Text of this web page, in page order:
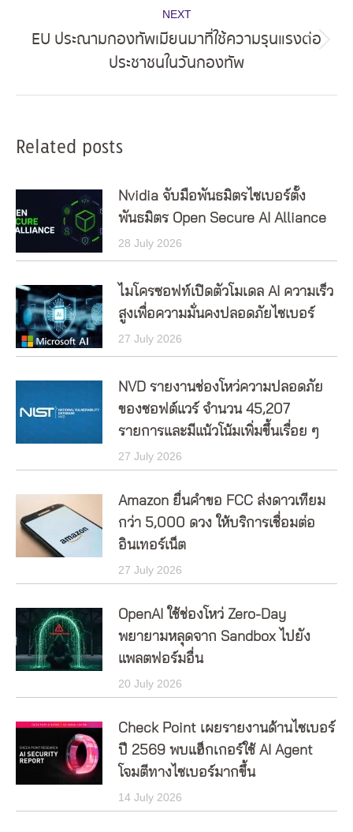
NEXT
post:
EU ประณามกองทัพเมียนมาที่ใช้ความรุนแรงต่อ
ประชาชนในวันกองทัพ
Related posts
Nvidia จับมือพันธมิตรไซเบอร์ตั้ง
พันธมิตร Open Secure AI Alliance
28 July 2026
ไมโครซอฟท์เปิดตัวโมเดล AI ความเร็ว
สูงเพื่อความมั่นคงปลอดภัยไซเบอร์
27 July 2026
NVD รายงานช่องโหว่ความปลอดภัย
ของซอฟต์แวร์ จำนวน 45,207
รายการและมีแน้วโน้มเพิ่มขึ้นเรื่อย ๆ
27 July 2026
Amazon ยื่นคำขอ FCC ส่งดาวเทียม
กว่า 5,000 ดวง ให้บริการเชื่อมต่อ
อินเทอร์เน็ต
27 July 2026
OpenAI ใช้ช่องโหว่ Zero-Day
พยายามหลุดจาก Sandbox ไปยัง
แพลตฟอร์มอื่น
20 July 2026
Check Point เผยรายงานด้านไซเบอร์
ปี 2569 พบแฮ็กเกอร์ใช้ AI Agent
โจมตีทางไซเบอร์มากขึ้น
14 July 2026